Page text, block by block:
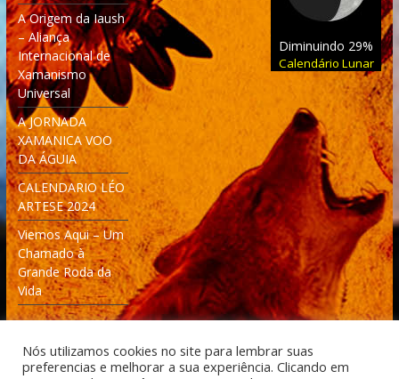
A Origem da Iaush
– Aliança
Internacional de
Xamanismo
Universal
A JORNADA
XAMANICA VOO
DA ÁGUIA
CALENDARIO LÉO
ARTESE 2024
Viemos Aqui – Um
Chamado à
Grande Roda da
Vida
Diminuindo 29%
Calendário Lunar
Nós utilizamos cookies no site para lembrar suas
preferencias e melhorar a sua experiência. Clicando em